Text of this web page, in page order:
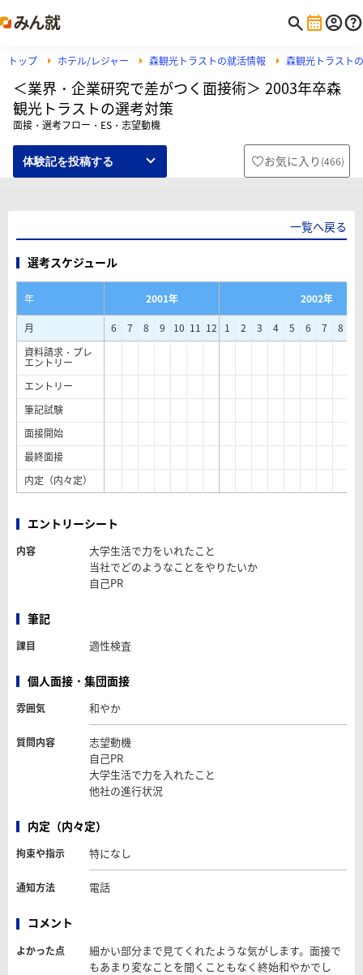
トップ ホテル/レジャー 森観光トラストの就活情報 森観光トラスト
＜業界・企業研究で差がつく面接術＞ 2003年卒森
観光トラストの選考対策
面接・選考フロー・ES・志望動機
体験記を投稿する お気に入り (466)
一覧へ戻る
選考スケジュール
年 2001年
2002年
月
6 7 8 9 10 11 12 1 2 3 4 5 6 7 8
資料請求・プレ
エントリー
エントリー
筆記試験
面接開始
最終面接
内定（内々定）
エントリーシート
内容
大学生活で力をいれたこと
当社でどのようなことをやりたいか
自己PR
筆記
課目 適性検査
個人面接・集団面接
雰囲気 和やか
質問内容
志望動機
自己PR
大学生活で力を入れたこと
他社の進行状況
内定（内々定）
拘束や指示 特になし
通知方法 電話
コメント
よかった点
細かい部分まで見てくれたような気がします。面接で
もあまり変なことを聞くこともなく終始和やかでし